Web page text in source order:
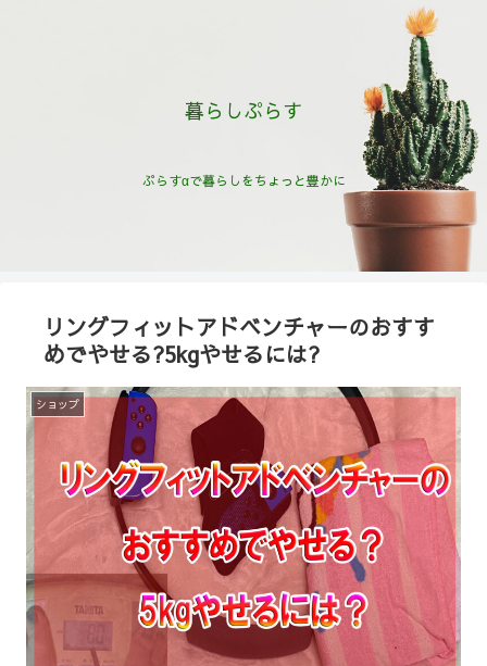
暮らしぷらす
ぷらすαで暮らしをちょっと豊かに
リングフィットアドベンチャーのおすす
めでやせる?5kgやせるには?
ショップ